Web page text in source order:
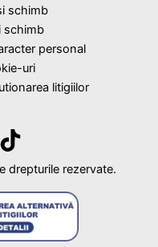
schimb
schimb
personal
uri
litigiilor
drepturile rezervate.